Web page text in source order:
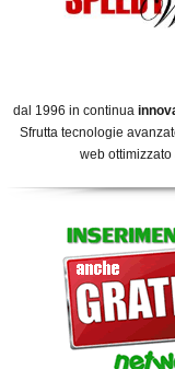
dal 1996 in continua
Sfrutta tecnologie
web